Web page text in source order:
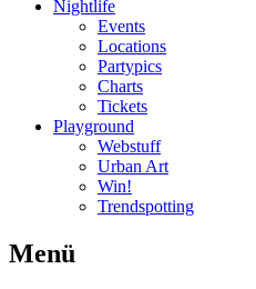
Nightlife
Events
Locations
Partypics
Charts
Tickets
Playground
Webstuff
Urban Art
Win!
Trendspotting
Menü